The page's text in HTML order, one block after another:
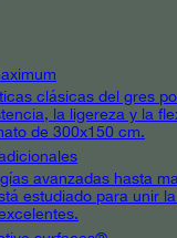
clásicas del gres
la ligereza y la
de 300x150 cm.
avanzadas hasta
estudiado para unir